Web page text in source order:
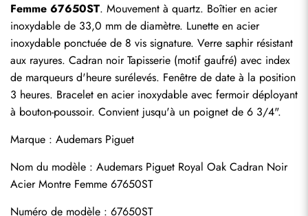
Femme 67650ST. Mouvement à quartz. Boîtier en acier
inoxydable de 33,0 mm de diamètre. Lunette en acier
inoxydable ponctuée de 8 vis signature. Verre saphir résistant
aux rayures. Cadran noir Tapisserie (motif gaufré) avec index
de marqueurs d'heure surélevés. Fenêtre de date à la position
3 heures. Bracelet en acier inoxydable avec fermoir déployant
à bouton-poussoir. Convient jusqu'à un poignet de 6 3/4".
Marque : Audemars Piguet
Nom du modèle : Audemars Piguet Royal Oak Cadran Noir
Acier Montre Femme 67650ST
Numéro de modèle : 67650ST